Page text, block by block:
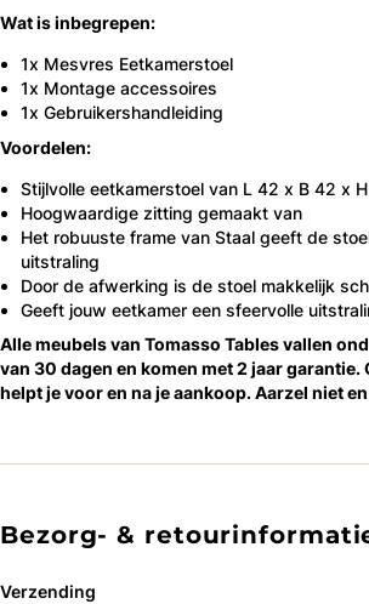
Wat is inbegrepen:
1x Mesvres Eetkamerstoel
1x Montage accessoires
1x Gebruikershandleiding
Voordelen:
Stijlvolle eetkamerstoel van L 42 x B 42 x
Hoogwaardige zitting gemaakt van
Het robuuste frame van Staal geeft de
uitstraling
Door de afwerking is de stoel makkelijk
Geeft jouw eetkamer een sfeervolle
Alle meubels van Tomasso Tables vallen
van 30 dagen en komen met 2 jaar
helpt je voor en na je aankoop. Aarzel niet
Bezorg- &
Verzending